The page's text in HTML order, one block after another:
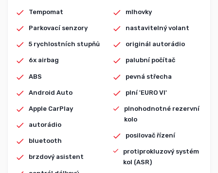
Tempomat
Parkovací senzory
5 rychlostních stupňů
6x airbag
ABS
Android Auto
Apple CarPlay
autorádio
bluetooth
brzdový asistent
mlhovky
nastavitelný volant
originál autorádio
palubní počítač
pevná střecha
plní 'EURO VI'
plnohodnotné rezervní
kolo
posilovač řízení
protiprokluzový systém
kol (ASR)